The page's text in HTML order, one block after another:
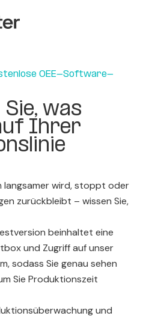
OEE-Software-
was
Ihrer
langsamer wird, stoppt oder
zurückbleibt – wissen Sie,
beinhaltet eine
und Zugriff auf unser
sodass Sie genau sehen
Sie Produktionszeit
und